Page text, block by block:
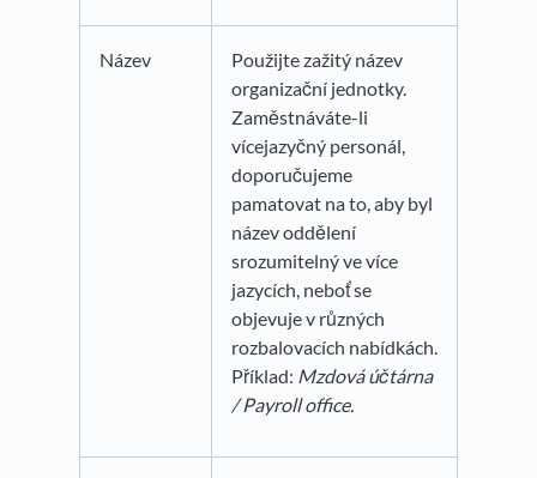
Název
Použijte zažitý název
organizační jednotky.
Zaměstnáváte-li
vícejazyčný personál,
doporučujeme
pamatovat na to, aby byl
název oddělení
srozumitelný ve více
jazycích, neboť se
objevuje v různých
rozbalovacích nabídkách.
Příklad: Mzdová účtárna
/ Payroll office.